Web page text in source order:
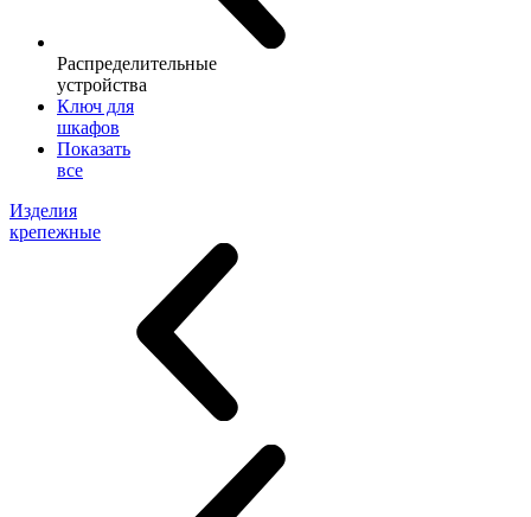
Распределительные
устройства
Ключ для
шкафов
Показать
все
Изделия
крепежные